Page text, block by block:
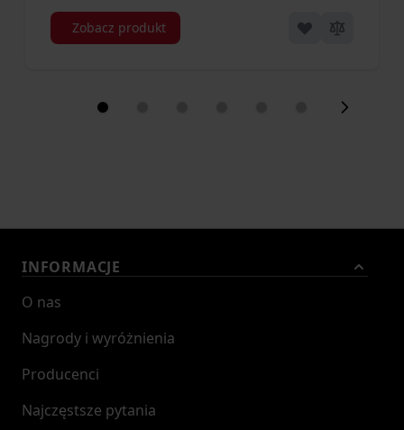
Zobacz produkt
INFORMACJE
O nas
Nagrody i wyróżnienia
Producenci
Najczęstsze pytania